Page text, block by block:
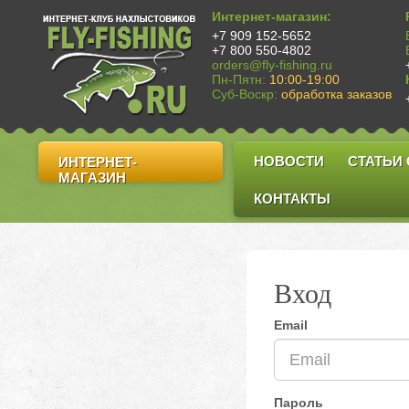
Интернет-магазин:
+7 909 152-5652
+7 800 550-4802
orders@fly-fishing.ru
Пн-Пятн: 10:00-19:00
Суб-Воскр: обработка заказов
ИНТЕРНЕТ-
МАГАЗИН
НОВОСТИ СТАТЬИ
КОНТАКТЫ
Вход
Email
Пароль